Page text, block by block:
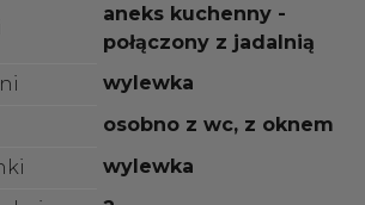
aneks kuchenny -
połączony z jadalnią
wylewka
osobno z wc, z oknem
wylewka